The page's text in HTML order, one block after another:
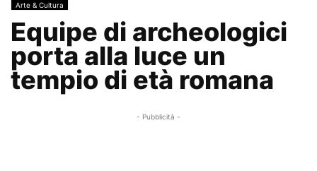
Arte & Cultura
Equipe di archeologici
porta alla luce un
tempio di età romana
- Pubblicità -